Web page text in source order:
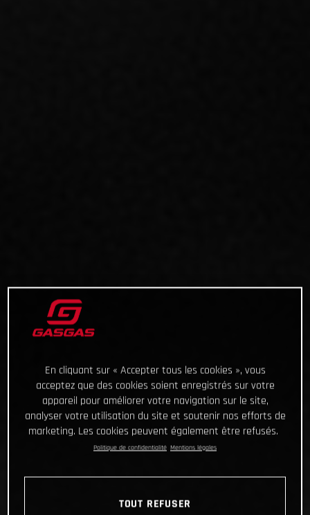
En cliquant sur « Accepter tous les cookies », vous
acceptez que des cookies soient enregistrés sur votre
appareil pour améliorer votre navigation sur le site,
analyser votre utilisation du site et soutenir nos efforts de
marketing. Les cookies peuvent également être refusés.
Politique de confidentialité Mentions légales
TOUT REFUSER